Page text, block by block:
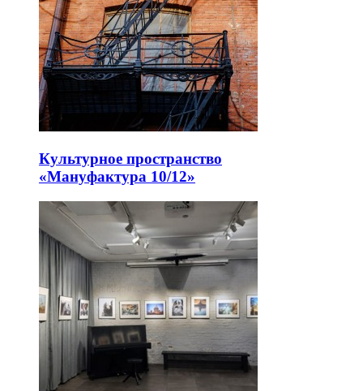
Культурное пространство
«Мануфактура 10/12»